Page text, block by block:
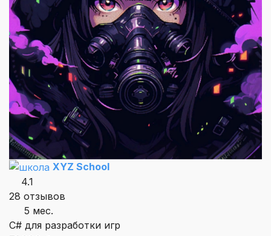
XYZ School
4.1
28 отзывов
5 мес.
C# для разработки игр